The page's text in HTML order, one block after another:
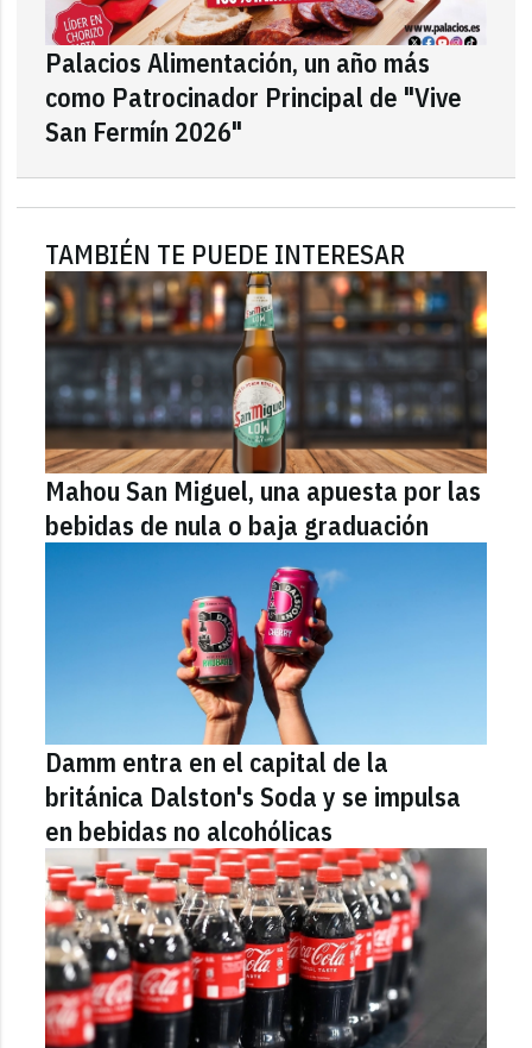
Palacios Alimentación, un año más
como Patrocinador Principal de "Vive
San Fermín 2026"
TAMBIÉN TE PUEDE INTERESAR
Mahou San Miguel, una apuesta por las
bebidas de nula o baja graduación
Damm entra en el capital de la
británica Dalston's Soda y se impulsa
en bebidas no alcohólicas